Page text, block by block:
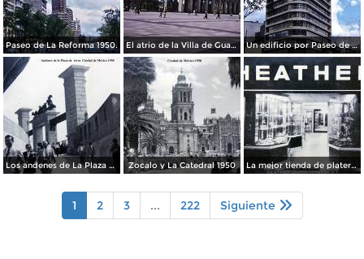
Paseo de La Reforma 1950. El atrio de la Villa de Guadalupe 1950. Un edificio por Paseo de La Reforma 1950
Los andenes de La Plaza de toros Ciudad de México 1950 Zocalo y La Catedral 1950 La mejor tienda de plateria.
1 2 3 ... 222 Siguiente